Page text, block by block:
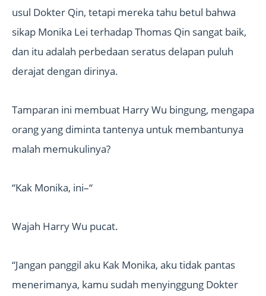
usul Dokter Qin, tetapi mereka tahu betul bahwa
sikap Monika Lei terhadap Thomas Qin sangat baik,
dan itu adalah perbedaan seratus delapan puluh
derajat dengan dirinya.
Tamparan ini membuat Harry Wu bingung, mengapa
orang yang diminta tantenya untuk membantunya
malah memukulinya?
“Kak Monika, ini–“
Wajah Harry Wu pucat.
“Jangan panggil aku Kak Monika, aku tidak pantas
menerimanya, kamu sudah menyinggung Dokter